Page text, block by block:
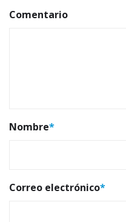
Comentario
Nombre*
Correo electrónico*